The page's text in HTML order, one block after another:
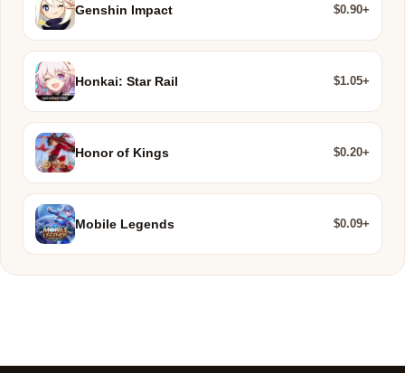
Genshin Impact $0.90+
Honkai: Star Rail $1.05+
Honor of Kings $0.20+
Mobile Legends $0.09+